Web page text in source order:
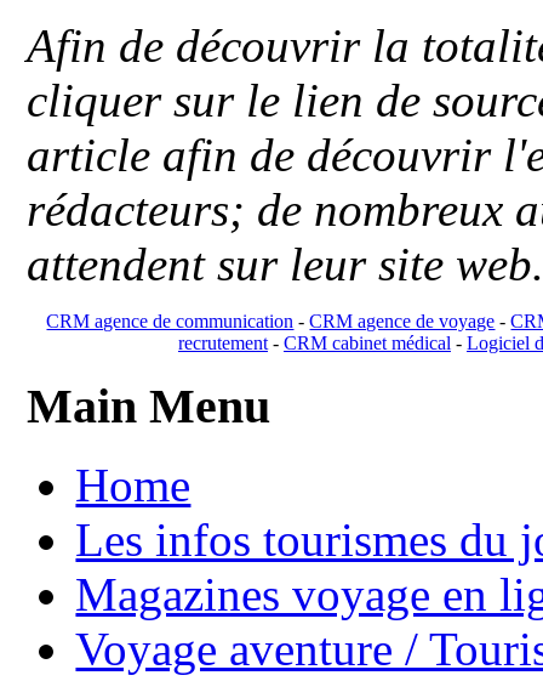
Afin de découvrir la
cliquer sur le lien de
article afin de découvrir
rédacteurs; de nombreux
attendent sur leur site
CRM agence de communication -CRM agence de voyage -
recrutement- CRM cabinet médical - Logiciel
Main Menu
Home
Les infos tourismes du
Magazines voyage en
Voyage aventure /